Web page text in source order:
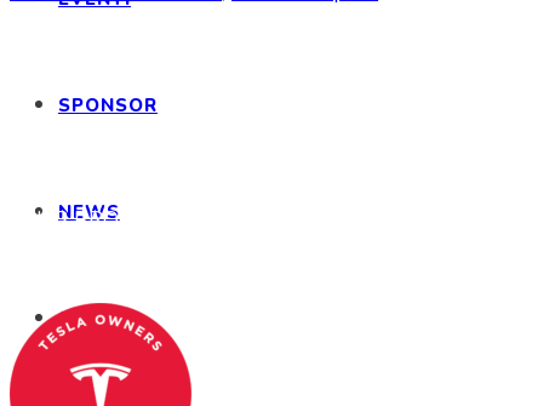
SPONSOR
NEWS
SHOP
CLUB PROGRAM.